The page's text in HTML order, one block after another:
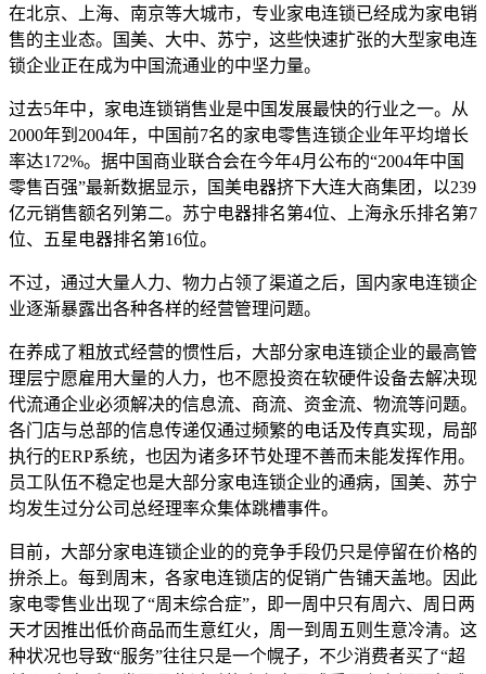
在北京、上海、南京等大城市，专业家电连锁已经成为家电销
售的主业态。国美、大中、苏宁，这些快速扩张的大型家电连
锁企业正在成为中国流通业的中坚力量。
过去5年中，家电连锁销售业是中国发展最快的行业之一。从
2000年到2004年，中国前7名的家电零售连锁企业年平均增长
率达172%。据中国商业联合会在今年4月公布的“2004年中国
零售百强”最新数据显示，国美电器挤下大连大商集团，以239
亿元销售额名列第二。苏宁电器排名第4位、上海永乐排名第7
位、五星电器排名第16位。
不过，通过大量人力、物力占领了渠道之后，国内家电连锁企
业逐渐暴露出各种各样的经营管理问题。
在养成了粗放式经营的惯性后，大部分家电连锁企业的最高管
理层宁愿雇用大量的人力，也不愿投资在软硬件设备去解决现
代流通企业必须解决的信息流、商流、资金流、物流等问题。
各门店与总部的信息传递仅通过频繁的电话及传真实现，局部
执行的ERP系统，也因为诸多环节处理不善而未能发挥作用。
员工队伍不稳定也是大部分家电连锁企业的通病，国美、苏宁
均发生过分公司总经理率众集体跳槽事件。
目前，大部分家电连锁企业的的竞争手段仍只是停留在价格的
拚杀上。每到周末，各家电连锁店的促销广告铺天盖地。因此
家电零售业出现了“周末综合症”，即一周中只有周六、周日两
天才因推出低价商品而生意红火，周一到周五则生意冷清。这
种状况也导致“服务”往往只是一个幌子，不少消费者买了“超